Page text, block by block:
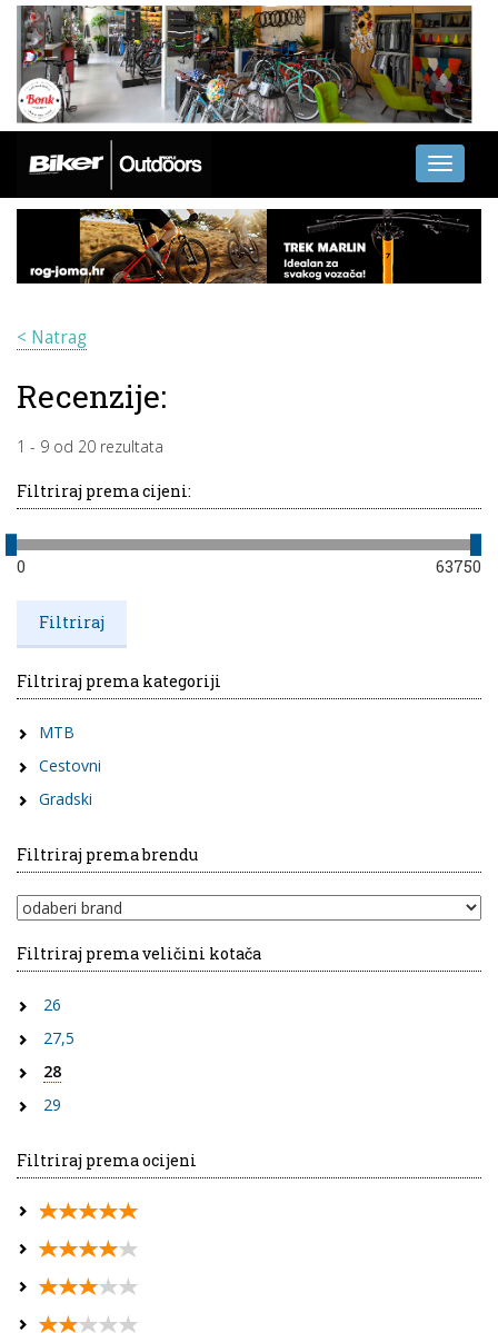
Toggle
< Natrag
Recenzije:
1 - 9 od 20 rezultata
Filtriraj prema cijeni:
0 63750
Filtriraj prema kategoriji
MTB
Cestovni
Gradski
Filtriraj prema brendu
Filtriraj prema veličini kotača
26
27,5
28
29
Filtriraj prema ocijeni